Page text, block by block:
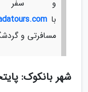
و سفر
با
مسافرتی و
شهر بانکوک: